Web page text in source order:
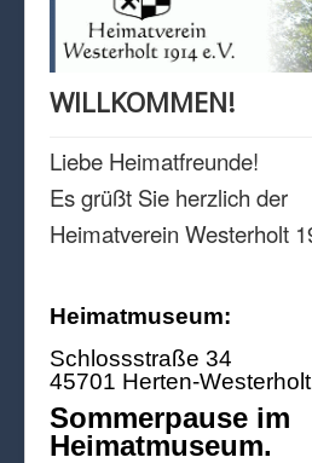
IMPRESSUM
DATENSCHUTZ
WILLKOMMEN!
Liebe Heimatfreunde!
Es grüßt Sie herzlich der
Heimatverein Westerholt
Heimatmuseum:
Schlossstraße 34
45701 Herten-Westerholt
Sommerpause im
Heimatmuseum.